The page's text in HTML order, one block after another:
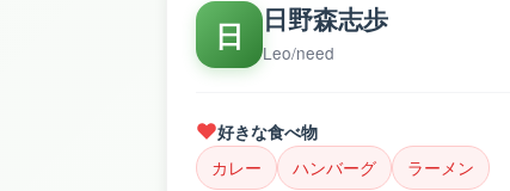
日 日野森志歩
Leo/need
好きな食べ物
カレー
ハンバーグ
ラーメン